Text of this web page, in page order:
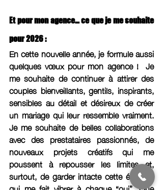
Et pour mon agence… ce que je me souhaite
pour 2026 :
En cette nouvelle année, je formule aussi
quelques vœux pour mon agence !  Je
me souhaite de continuer à attirer des
couples bienveillants, gentils, inspirants,
sensibles au détail et désireux de créer
un mariage qui leur ressemble vraiment.
Je me souhaite de belles collaborations
avec des prestataires passionnés, de
nouveaux projets créatifs qui me
poussent à repousser les limites et,
surtout, de garder intacte cette étincelle